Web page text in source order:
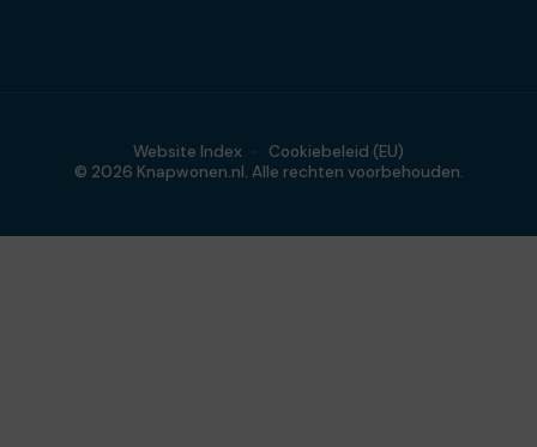
© 2026 Knapwonen.nl. Alle rechten voorbehouden.
Website Index Cookiebeleid (EU)